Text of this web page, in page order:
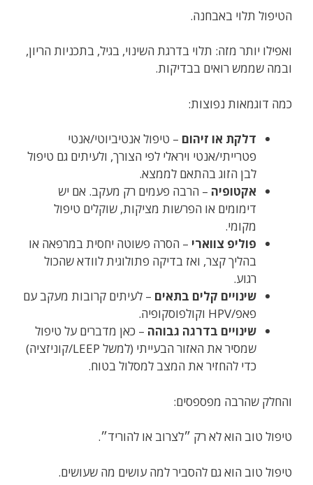
הטיפול תלוי באבחנה.
ואפילו יותר מזה: תלוי בדרגת השינוי, בגיל, בתכניות הריון,
ובמה שממש רואים בבדיקות.
כמה דוגמאות נפוצות:
דלקת או זיהום – טיפול אנטיביוטי/אנטי
פטרייתי/אנטי ויראלי לפי הצורך, ולעיתים גם טיפול
לבן הזוג בהתאם לממצא.
אקטופיה – הרבה פעמים רק מעקב. אם יש
דימומים או הפרשות מציקות, שוקלים טיפול
מקומי.
פוליפ צווארי – הסרה פשוטה יחסית במרפאה או
בהליך קצר, ואז בדיקה פתולוגית לוודא שהכול
רגוע.
שינויים קלים בתאים – לעיתים קרובות מעקב עם
פאפ/HPV וקולפוסקופיה.
שינויים בדרגה גבוהה – כאן מדברים על טיפול
שמסיר את האזור הבעייתי (למשל LEEP/קוניזציה)
כדי להחזיר את המצב למסלול בטוח.
והחלק שהרבה מפספסים:
טיפול טוב הוא לא רק ״לצרוב או להוריד״.
טיפול טוב הוא גם להסביר למה עושים מה שעושים.